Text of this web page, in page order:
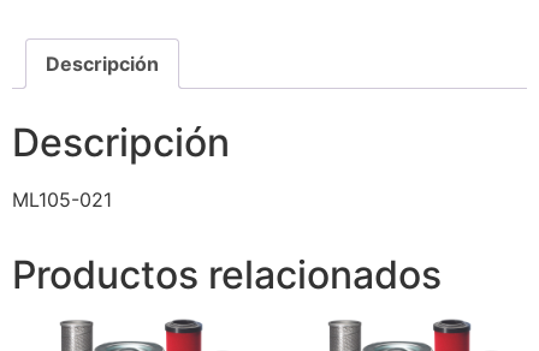
Descripción
Descripción
ML105-021
Productos relacionados